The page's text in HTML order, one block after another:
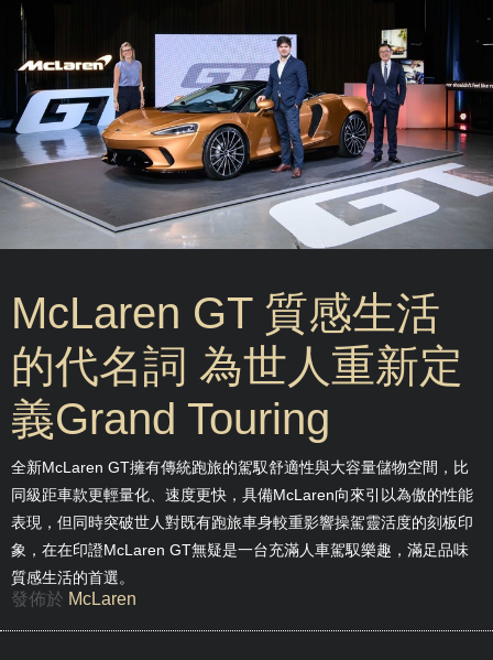
McLaren GT 質感生活
的代名詞 為世人重新定
義Grand Touring
全新McLaren GT擁有傳統跑旅的駕馭舒適性與大容量儲物空間，比
同級距車款更輕量化、速度更快，具備McLaren向來引以為傲的性能
表現，但同時突破世人對既有跑旅車身較重影響操駕靈活度的刻板印
象，在在印證McLaren GT無疑是一台充滿人車駕馭樂趣，滿足品味
質感生活的首選。
發佈於 McLaren